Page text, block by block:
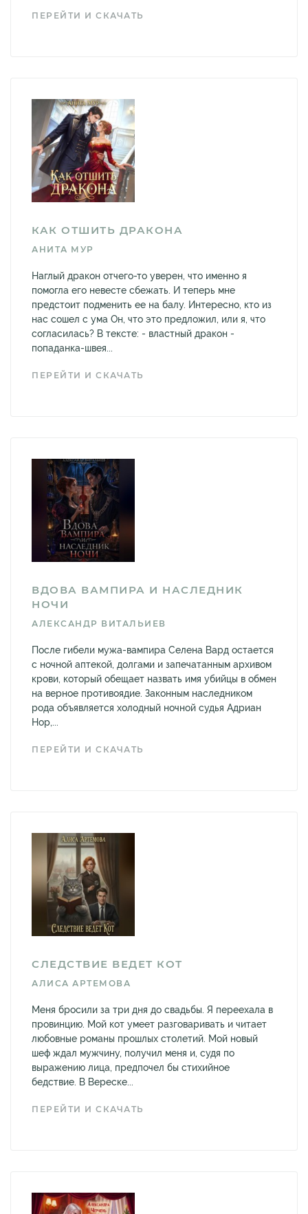
ПЕРЕЙТИ И СКАЧАТЬ
КАК ОТШИТЬ ДРАКОНА
АНИТА МУР
Наглый дракон отчего-то уверен, что именно я
помогла его невесте сбежать. И теперь мне
предстоит подменить ее на балу. Интересно, кто из
нас сошел с ума Он, что это предложил, или я, что
согласилась? В тексте: - властный дракон -
попаданка-швея...
ПЕРЕЙТИ И СКАЧАТЬ
ВДОВА ВАМПИРА И НАСЛЕДНИК
НОЧИ
АЛЕКСАНДР ВИТАЛЬИЕВ
После гибели мужа-вампира Селена Вард остается
с ночной аптекой, долгами и запечатанным архивом
крови, который обещает назвать имя убийцы в обмен
на верное противоядие. Законным наследником
рода объявляется холодный ночной судья Адриан
Нор,...
ПЕРЕЙТИ И СКАЧАТЬ
СЛЕДСТВИЕ ВЕДЕТ КОТ
АЛИСА АРТЕМОВА
Меня бросили за три дня до свадьбы. Я переехала в
провинцию. Мой кот умеет разговаривать и читает
любовные романы прошлых столетий. Мой новый
шеф ждал мужчину, получил меня и, судя по
выражению лица, предпочел бы стихийное
бедствие. В Вереске...
ПЕРЕЙТИ И СКАЧАТЬ